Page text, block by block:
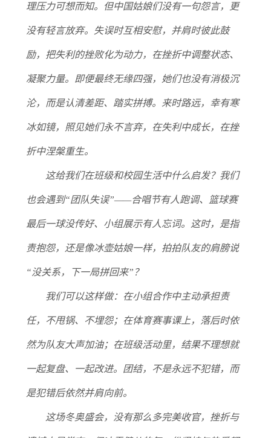
理压力可想而知。 但中国姑娘们没有一句怨言，更
没有轻言放弃。失误时互相安慰，并肩时彼此鼓
励，把失利的挫败化为动力，在挫折中调整状态、
凝聚力量。即便最终无缘四强，她们也没有消极沉
沦，而是认清差距、踏实拼搏。来时路远，幸有寒
冰如镜，照见她们永不言弃，在失利中成长，在挫
折中涅槃重生。
这给我们在班级和校园生活中什么启发？ 我们
也会遇到“团队失误”——合唱节有人跑调、篮球赛
最后一球没传好、小组展示有人忘词。这时，是指
责抱怨，还是像冰壶姑娘一样，拍拍队友的肩膀说
“没关系，下一局拼回来”？
我们可以这样做： 在小组合作中主动承担责
任，不甩锅、不埋怨；在体育赛事课上，落后时依
然为队友大声加油；在班级活动里，结果不理想就
一起复盘、一起改进。团结，不是永远不犯错，而
是犯错后依然并肩向前。
这场冬奥盛会，没有那么多完美收官，挫折与